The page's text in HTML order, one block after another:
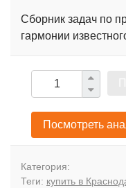
Сборник задач по
гармонии
Посмотреть
Категория:
Теги: купить в